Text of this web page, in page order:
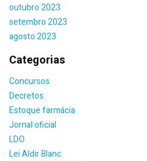
outubro 2023
setembro 2023
agosto 2023
Categorias
Concursos
Decretos
Estoque farmácia
Jornal oficial
LDO
Lei Aldir Blanc